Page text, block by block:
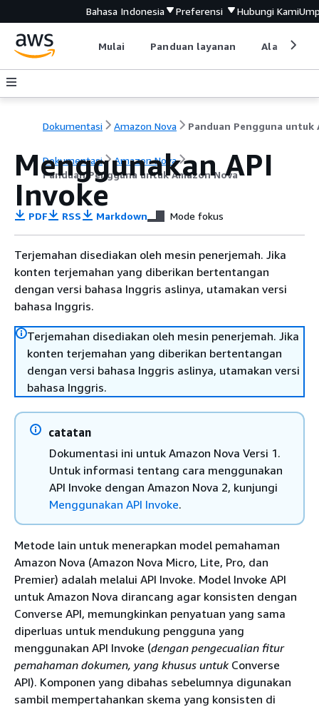
Bahasa Indonesia Preferensi Hubungi Kami
Mulai Panduan layanan Alat
Dokumentasi Amazon Nova
Dokumentasi
Amazon Nova
Panduan Pengguna untuk Amazon Nova
Menggunakan API
Invoke
PDF RSS Markdown Mode fokus
Terjemahan disediakan oleh mesin penerjemah. Jika
konten terjemahan yang diberikan bertentangan
dengan versi bahasa Inggris aslinya, utamakan versi
bahasa Inggris.
Terjemahan disediakan oleh mesin penerjemah. Jika
konten terjemahan yang diberikan bertentangan
dengan versi bahasa Inggris aslinya, utamakan versi
bahasa Inggris.
catatan
Dokumentasi ini untuk Amazon Nova Versi 1.
Untuk informasi tentang cara menggunakan
API Invoke dengan Amazon Nova 2, kunjungi
Menggunakan API Invoke.
Metode lain untuk menerapkan model pemahaman
Amazon Nova (Amazon Nova Micro, Lite, Pro, dan
Premier) adalah melalui API Invoke. Model Invoke API
untuk Amazon Nova dirancang agar konsisten dengan
Converse API, memungkinkan penyatuan yang sama
diperluas untuk mendukung pengguna yang
menggunakan API Invoke (dengan pengecualian fitur
pemahaman dokumen, yang khusus untukConverse
API). Komponen yang dibahas sebelumnya digunakan
sambil mempertahankan skema yang konsisten di